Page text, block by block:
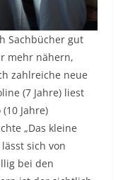
Sachbücher gut
mehr nähern,
zahlreiche neue
(7 Jahre) liest
Jahre)
„Das kleine
lässt sich von
bei den